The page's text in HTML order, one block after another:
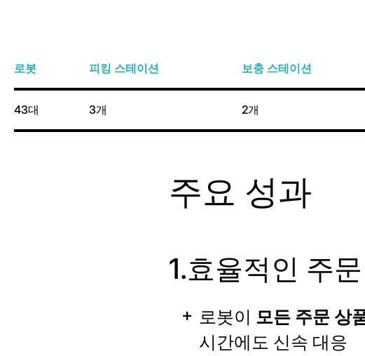
로봇 피킹 스테이션 보충 스테이션
43대 3개 2개
주요 성과
1.효율적인 주
로봇이 모든 주문 상
시간에도 신속 대응